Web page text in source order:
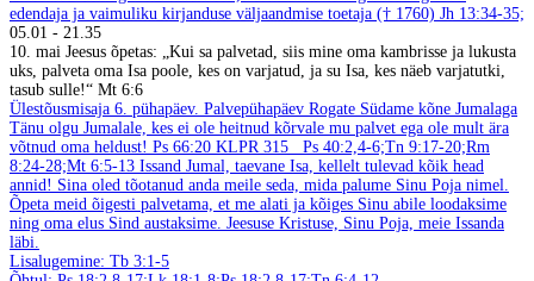
edendaja ja vaimuliku kirjanduse väljaandmise toetaja († 1760) Jh 13:34-35;
05.01 - 21.35
10. mai Jeesus õpetas: „Kui sa palvetad, siis mine oma kambrisse ja lukusta
uks, palveta oma Isa poole, kes on varjatud, ja su Isa, kes näeb varjatutki,
tasub sulle!“ Mt 6:6
Ülestõusmisaja 6. pühapäev. Palvepühapäev Rogate Südame kõne Jumalaga
Tänu olgu Jumalale, kes ei ole heitnud kõrvale mu palvet ega ole mult ära
võtnud oma heldust! Ps 66:20 KLPR 315
Ps 40:2,4-6;Tn 9:17-20;Rm
8:24-28;Mt 6:5-13 Issand Jumal, taevane Isa, kellelt tulevad kõik head
annid! Sina oled tõotanud anda meile seda, mida palume Sinu Poja nimel.
Õpeta meid õigesti palvetama, et me alati ja kõiges Sinu abile loodaksime
ning oma elus Sind austaksime. Jeesuse Kristuse, Sinu Poja, meie Issanda
läbi.
Lisalugemine: Tb 3:1-5